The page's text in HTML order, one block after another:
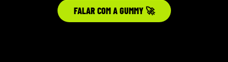
FALAR COM A GUMMY 🚀